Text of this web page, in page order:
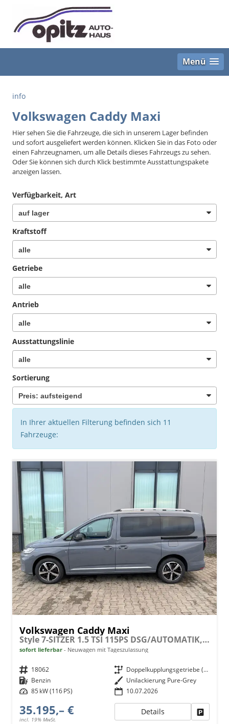
Menü
info
Volkswagen Caddy Maxi
Hier sehen Sie die Fahrzeuge, die sich in unserem Lager befinden
und sofort ausgeliefert werden können. Klicken Sie in das Foto oder
einen Fahrzeugnamen, um alle Details dieses Fahrzeugs zu sehen.
Oder Sie können sich durch Klick bestimmte Ausstattungspakete
anzeigen lassen.
Verfügbarkeit, Art
Kraftstoff
Getriebe
Antrieb
Ausstattungslinie
Sortierung
In Ihrer aktuellen Filterung befinden sich 11
Fahrzeuge:
Volkswagen Caddy Maxi
Style 7-SITZER 1.5 TSI 115PS DSG/AUTOMATIK, PURE-GREY, 17" Alu/Ganzjahresreifen, Winterpaket, ACC-Tempomat, Toter-Winkel, ParkAssist, Parksensoren vo/hi, Rückfahrkamera, Radio Ready2Discover 10" + Wireless AppConnect, Climatronic, Abgedunkelte Scheiben
sofort lieferbar Neuwagen mit Tageszulassung
Fahrzeugnr. 18062 Getriebe
Doppelkupplungsgetriebe (DSG)
Kraftstoff Benzin Außenfarbe Unilackierung Pure-Grey
Leistung 85 kW (116 PS) 10.07.2026
35.195,– €
incl. 19% MwSt.
Details